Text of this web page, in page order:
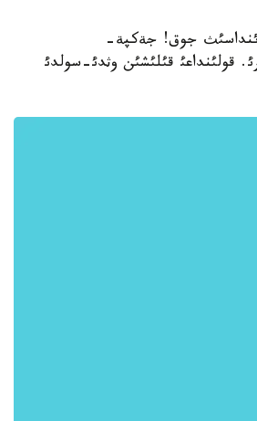
جوق! جةكپة-
قولئنداعئ قئلئشئن وثدئ-سولدئ